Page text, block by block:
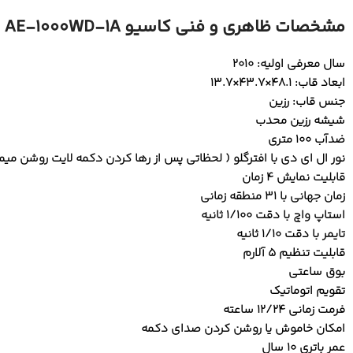
مشخصات ظاهری و فنی کاسیو AE-1000WD-1A المینیتور ورلدتایم:
سال معرفی اولیه: 2010
ابعاد قاب: 48.1×43.7×13.7
جنس قاب: رزین
شیشه رزین محدب
ضدآب 100 متری
نور ال ای دی با افترگلو ( لحظاتی پس از رها کردن دکمه لایت روشن
قابلیت نمایش 4 زمان
زمان جهانی با 31 منطقه زمانی
استاپ واچ با دقت 1/100 ثانیه
تایمر با دقت 1/10 ثانیه
قابلیت تنظیم 5 آلارم
بوق ساعتی
تقویم اتوماتیک
فرمت زمانی 12/24 ساعته
امکان خاموش یا روشن کردن صدای دکمه
عمر باتری 10 سال